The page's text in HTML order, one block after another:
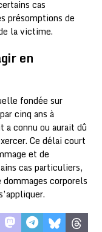
cas
présomptions de
la victime.
en
fondée sur
cinq ans à
connu ou aurait dû
Ce délai court
et de
cas particuliers,
corporels